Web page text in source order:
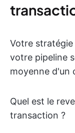
Votre
votre pipeline
moyenne d'un
Quel est le
transaction ?